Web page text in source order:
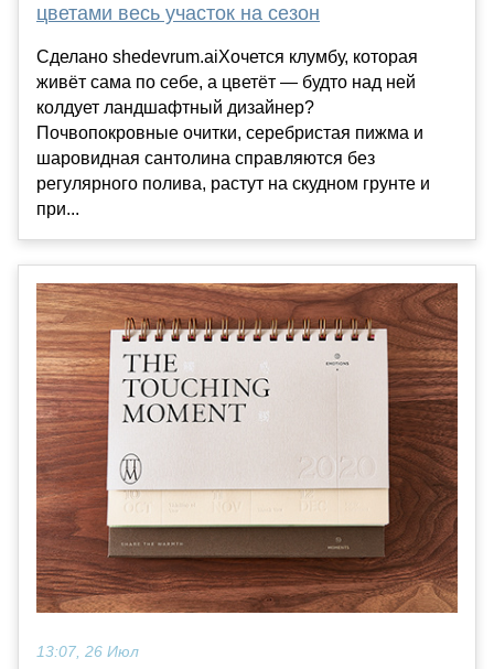
цветами весь участок на сезон
Сделано shedevrum.aiХочется клумбу, которая
живёт сама по себе, а цветёт — будто над ней
колдует ландшафтный дизайнер?
Почвопокровные очитки, серебристая пижма и
шаровидная сантолина справляются без
регулярного полива, растут на скудном грунте и
при...
13:07, 26 Июл